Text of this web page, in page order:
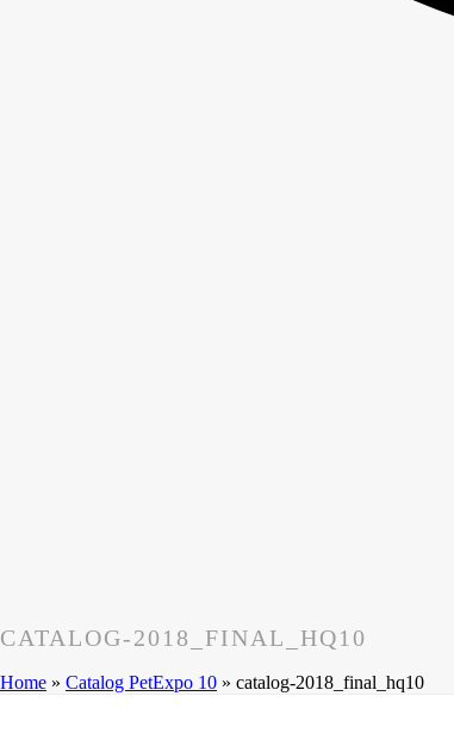
CATALOG-2018_FINAL_HQ10
Home » Catalog PetExpo 10 » catalog-2018_final_hq10